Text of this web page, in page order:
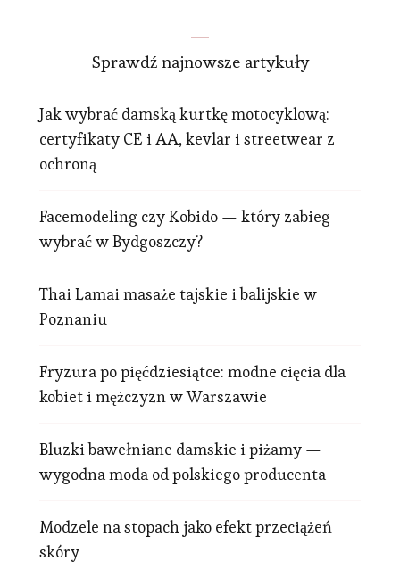
Sprawdź najnowsze artykuły
Jak wybrać damską kurtkę motocyklową:
certyfikaty CE i AA, kevlar i streetwear z
ochroną
Facemodeling czy Kobido — który zabieg
wybrać w Bydgoszczy?
Thai Lamai masaże tajskie i balijskie w
Poznaniu
Fryzura po pięćdziesiątce: modne cięcia dla
kobiet i mężczyzn w Warszawie
Bluzki bawełniane damskie i piżamy —
wygodna moda od polskiego producenta
Modzele na stopach jako efekt przeciążeń
skóry